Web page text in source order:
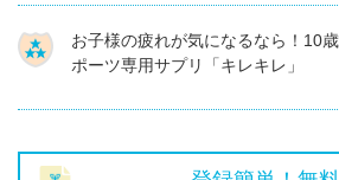
お子様の疲れが気になるなら！10
ポーツ専用サプリ「キレキレ」